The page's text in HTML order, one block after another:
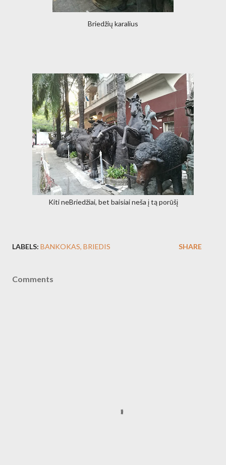
Briedžių karalius
Kiti neBriedžiai, bet baisiai neša į tą porūšį
LABELS: BANKOKAS BRIEDIS SHARE
Comments